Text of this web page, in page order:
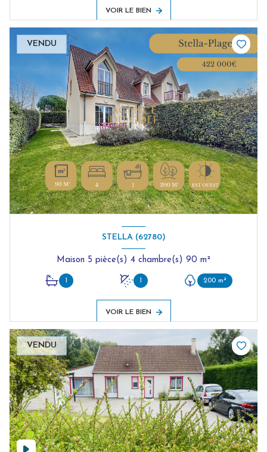
VOIR LE BIEN
VENDU
STELLA (62780)
Maison 5 pièce(s) 4 chambre(s) 90 m²
1 1 200 m²
VOIR LE BIEN
VENDU